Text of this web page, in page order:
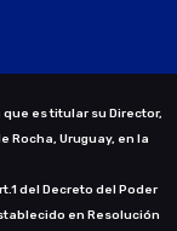
que es titular su Director,
Rocha, Uruguay, en la
del Decreto del Poder
en Resolución